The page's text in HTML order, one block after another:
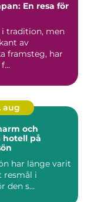
En resa för
tradition, men
av
framsteg, har
aug
och
hotell på
har länge varit
resmål i
den s...